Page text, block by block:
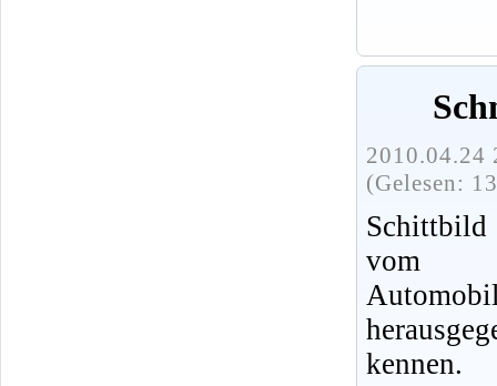
2010.04.24
(Gelesen:
Schittbild
vom
kennen.